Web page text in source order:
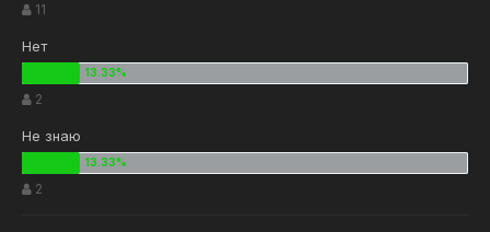
11
Нет
2
Не знаю
2